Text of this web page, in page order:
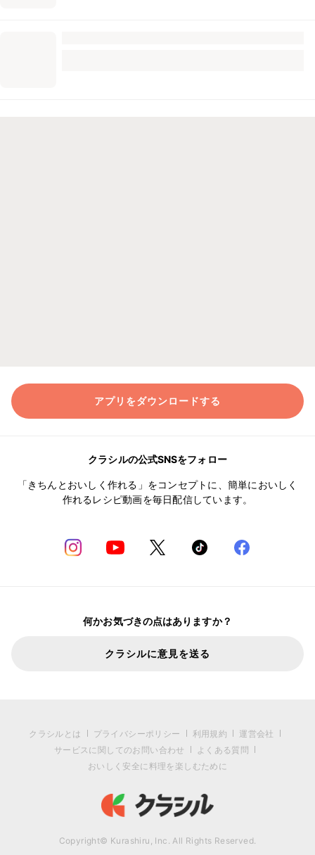
アプリをダウンロードする
クラシルの公式SNSをフォロー
「きちんとおいしく作れる」をコンセプトに、簡単においしく
作れるレシピ動画を毎日配信しています。
何かお気づきの点はありますか？
クラシルに意見を送る
クラシルとは プライバシーポリシー 利用規約
運営会社
サービスに関してのお問い合わせ
よくある質問
おいしく安全に料理を楽しむために
Copyright© Kurashiru, Inc. All Rights Reserved.